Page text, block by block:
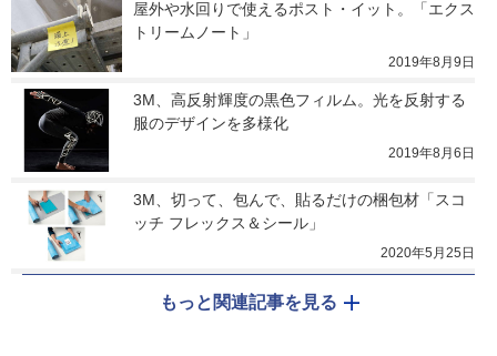
屋外や水回りで使えるポスト・イット。「エクス
トリームノート」
2019年8月9日
3M、高反射輝度の黒色フィルム。光を反射する
服のデザインを多様化
2019年8月6日
3M、切って、包んで、貼るだけの梱包材「スコ
ッチ フレックス＆シール」
2020年5月25日
もっと関連記事を見る